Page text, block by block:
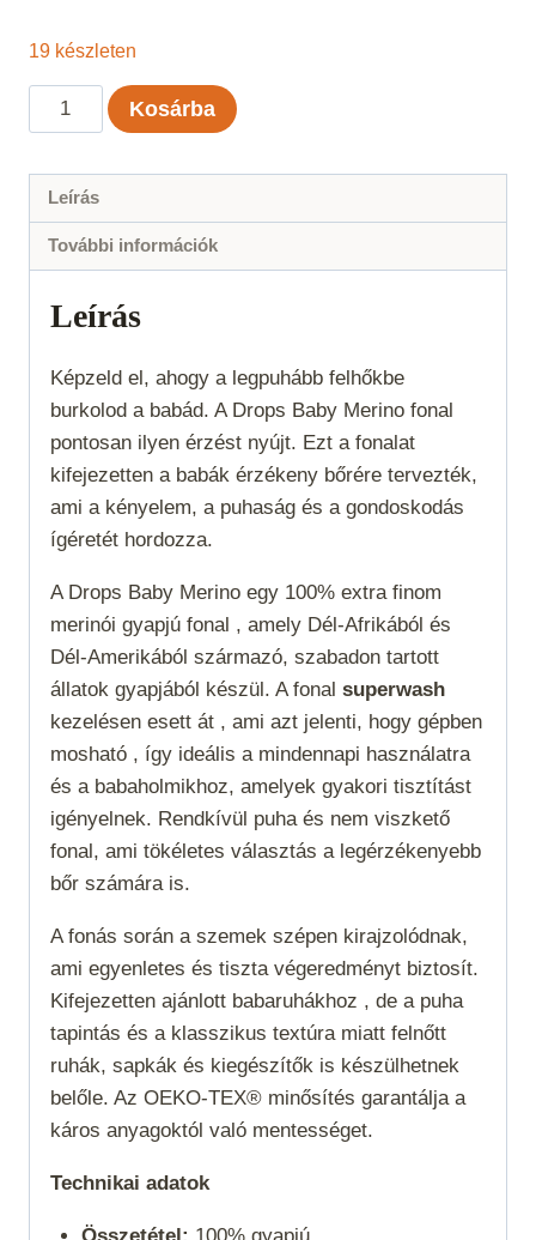
19 készleten
Drops
Baby
Piros
Uni
mennyiség
Kosárba
Leírás
További információk
Leírás
Képzeld el, ahogy a legpuhább felhőkbe
burkolod a babád. A Drops Baby Merino fonal
pontosan ilyen érzést nyújt. Ezt a fonalat
kifejezetten a babák érzékeny bőrére tervezték,
ami a kényelem, a puhaság és a gondoskodás
ígéretét hordozza.
A Drops Baby Merino egy 100% extra finom
merinói gyapjú fonal , amely Dél-Afrikából és
Dél-Amerikából származó, szabadon tartott
állatok gyapjából készül. A fonal superwash
kezelésen esett át , ami azt jelenti, hogy gépben
mosható , így ideális a mindennapi használatra
és a babaholmikhoz, amelyek gyakori tisztítást
igényelnek. Rendkívül puha és nem viszkető
fonal, ami tökéletes választás a legérzékenyebb
bőr számára is.
A fonás során a szemek szépen kirajzolódnak,
ami egyenletes és tiszta végeredményt biztosít.
Kifejezetten ajánlott babaruhákhoz , de a puha
tapintás és a klasszikus textúra miatt felnőtt
ruhák, sapkák és kiegészítők is készülhetnek
belőle. Az OEKO-TEX® minősítés garantálja a
káros anyagoktól való mentességet.
Technikai adatok